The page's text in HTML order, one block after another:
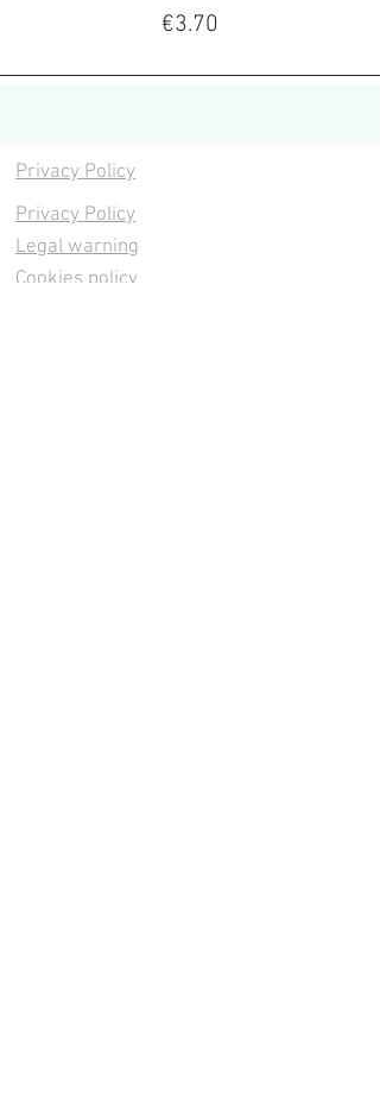
Price
€3.70
Privacy Policy
Privacy Policy
Legal warning
Cookies policy